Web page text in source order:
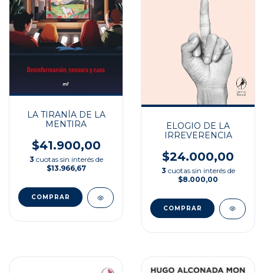
LA TIRANÍA DE LA
MENTIRA
$41.900,00
3 cuotas sin interés de
$13.966,67
ELOGIO DE LA
IRREVERENCIA
$24.000,00
3 cuotas sin interés de
$8.000,00